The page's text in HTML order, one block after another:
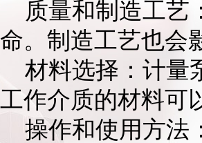
质量和制造工艺
命。制造工艺也会
材料选择：计量
工作介质的材料可
操作和使用方法